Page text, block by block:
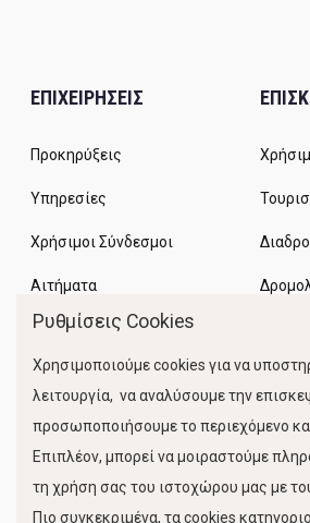
ΕΠΙΧΕΙΡΗΣΕΙΣ
Προκηρύξεις
Υπηρεσίες
Χρήσιμοι Σύνδεσμοι
Αιτήματα
Ρυθμίσεις Cookies
Χρησιμοποιούμε cookies για να
λειτουργία, να αναλύσουμε την
προσωποποιήσουμε το περιεχόμενο
Επιπλέον, μπορεί να μοιραστούμε
τη χρήση σας του ιστοχώρου μας με
Πιο συγκεκριμένα, τα cookies